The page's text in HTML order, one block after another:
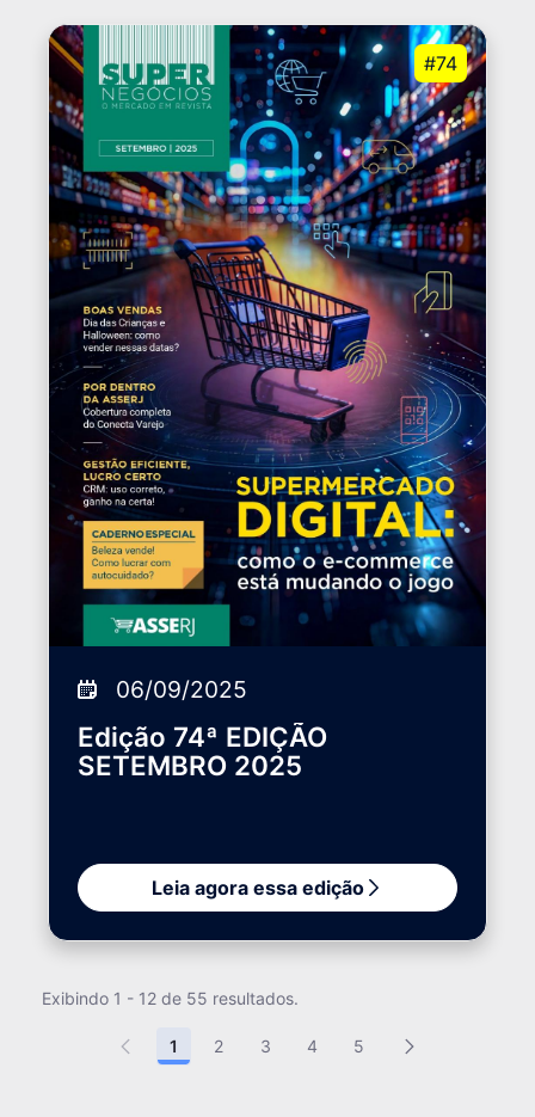
#74
06/09/2025
Edição 74ª EDIÇÃO
SETEMBRO 2025
Leia agora essa edição
Exibindo 1 - 12 de 55 resultados.
1 2 3 4 5